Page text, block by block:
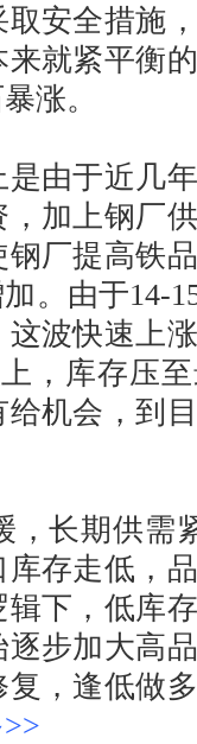
安全措施
就紧平衡
涨。
由于近几年
加上钢厂
厂提高铁
。由于14-
波快速上
，库存压
机会，到
长期供需
存走低，
下，低库
步加大高
，逢低做